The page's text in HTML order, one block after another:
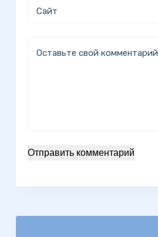
Сайт
Оставьте свой комментарий
Отправить комментарий